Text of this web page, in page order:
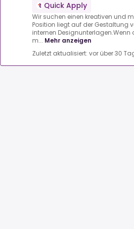
Quick Apply
Wir suchen einen kreativen und
Position liegt auf der Gestaltung
internen
m... Mehr anzeigen
Zuletzt aktualisiert: vor über 30